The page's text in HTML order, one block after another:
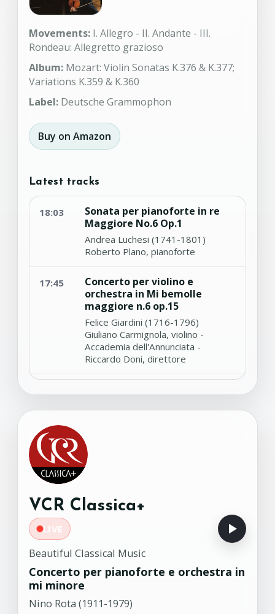
Movements: I. Allegro - II. Andante - III.
Rondeau: Allegretto grazioso
Album: Mozart: Violin Sonatas K.376 & K.377;
Variations K.359 & K.360
Label: Deutsche Grammophon
Buy on Amazon
Latest tracks
18:03
Sonata per pianoforte in re
Maggiore No.6 Op.1
Andrea Luchesi (1741-1801)
Roberto Plano, pianoforte
17:45
Concerto per violino e
orchestra in Mi bemolle
maggiore n.6 op.15
Felice Giardini (1716-1796)
Giuliano Carmignola, violino -
Accademia dell'Annunciata -
Riccardo Doni, direttore
KV548
1791)
Trio Stradivari
17:00
Maggiore No.3 Op.2
Henri Brod (1801-1838)
VCR Classica+
LIVE
Beautiful Classical Music
Concerto per pianoforte e orchestra in
mi minore
Nino Rota (1911-1979)